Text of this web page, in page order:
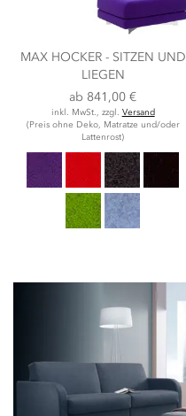
MAX HOCKER - SITZEN UND
LIEGEN
ab 841,00 €
inkl. MwSt., zzgl. Versand
(Preis ohne Deko, Matratze und/oder
Lattenrost)